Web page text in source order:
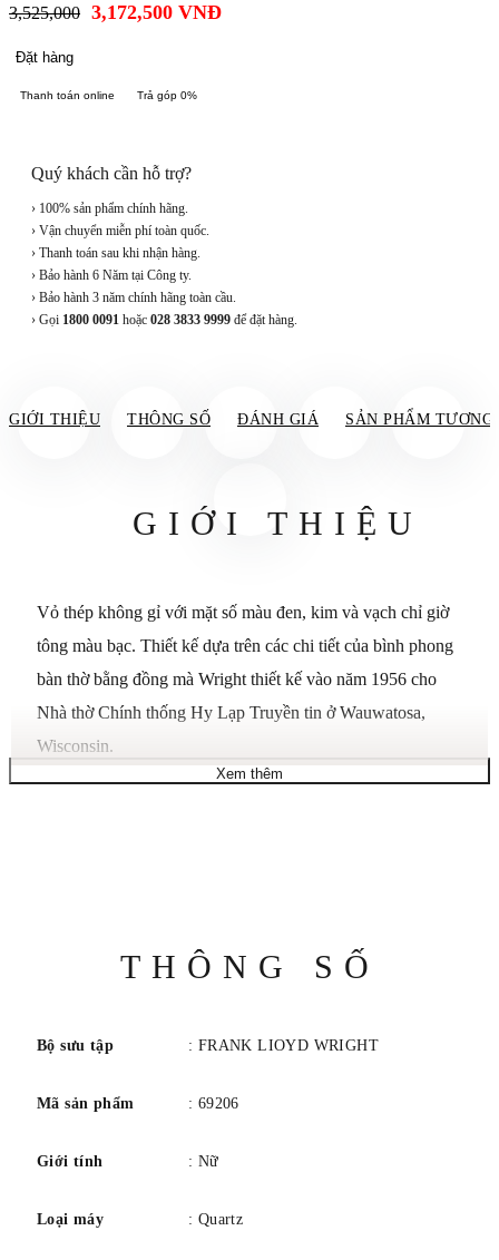
3,525,000 3,172,500 VNĐ
Đặt hàng
Thanh toán online Trả góp 0%
Quý khách cần hỗ trợ?
› 100% sản phẩm chính hãng.
› Vận chuyển miễn phí toàn quốc.
› Thanh toán sau khi nhận hàng.
› Bảo hành 6 Năm tại Công ty.
› Bảo hành 3 năm chính hãng toàn cầu.
› Gọi 1800 0091 hoặc 028 3833 9999 để đặt hàng.
GIỚI THIỆU THÔNG SỐ ĐÁNH GIÁ SẢN PHẨM TƯƠNG
GIỚI THIỆU
Vỏ thép không gỉ với mặt số màu đen, kim và vạch chỉ giờ
tông màu bạc. Thiết kế dựa trên các chi tiết của bình phong
bàn thờ bằng đồng mà Wright thiết kế vào năm 1956 cho
Nhà thờ Chính thống Hy Lạp Truyền tin ở Wauwatosa,
Wisconsin.
Khả năng chống nước: 30M
Xem thêm
THÔNG SỐ
Bộ sưu tập : FRANK LIOYD WRIGHT
Mã sản phẩm : 69206
Giới tính : Nữ
Loại máy : Quartz